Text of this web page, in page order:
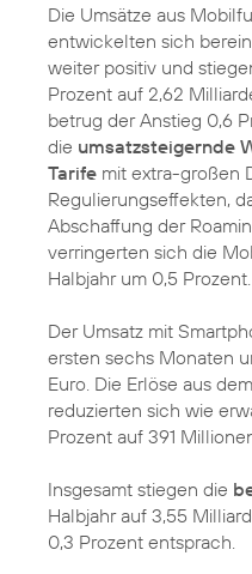
Die Umsätze aus
entwickelten sich
weiter positiv und
Prozent auf 2,62
betrug der Anstieg 0,6
die umsatzsteigernde
Tarife mit extra-großen
Regulierungseffekten,
Abschaffung der
verringerten sich die
Halbjahr um 0,5 Prozent.
Der Umsatz mit
ersten sechs Monaten
Euro. Die Erlöse aus
reduzierten sich wie
Prozent auf 391
Insgesamt stiegen die
Halbjahr auf 3,55
0,3 Prozent entsprach.